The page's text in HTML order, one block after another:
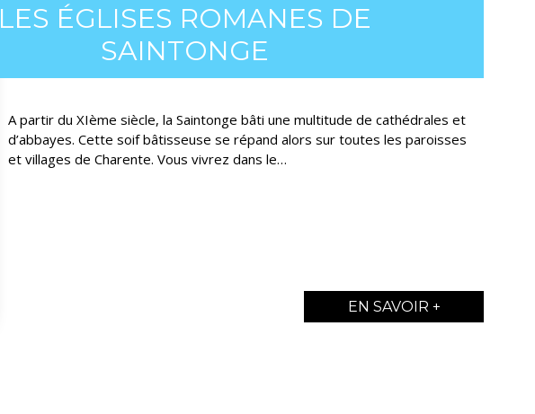
LES ÉGLISES ROMANES DE
SAINTONGE
A partir du XIème siècle, la Saintonge bâti une multitude de cathédrales et
d’abbayes. Cette soif bâtisseuse se répand alors sur toutes les paroisses
et villages de Charente. Vous vivrez dans le…
EN SAVOIR +